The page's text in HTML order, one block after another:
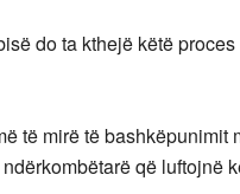
do ta kthejë këtë proces
të mirë të bashkëpunimit
që luftojnë